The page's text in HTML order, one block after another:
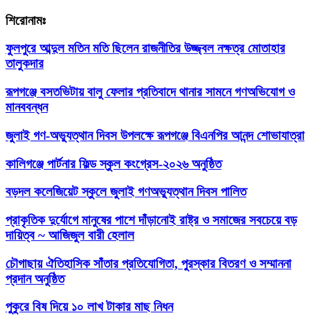
শিরোনামঃ
ফুলপুরে আব্দুল মতিন মতি ছিলেন রাজনীতির উজ্জ্বল নক্ষত্র মোতাহার
তালুকদার
রূপগঞ্জে বসতভিটায় বালু ফেলার প্রতিবাদে থানার সামনে গণঅভিযোগ ও
মানববন্ধন
জুলাই গণ-অভ্যুত্থান দিবস উপলক্ষে রূপগঞ্জে বিএনপির আনন্দ শোভাযাত্রা
কালিগঞ্জে পার্টনার ফিল্ড স্কুল কংগ্রেস-২০২৬ অনুষ্ঠিত
বড়দল কলেজিয়েট স্কুলে জুলাই গণঅভ্যুত্থান দিবস পালিত
প্রাকৃতিক দুর্যোগে মানুষের পাশে দাঁড়ানোই রাষ্ট্র ও সমাজের সবচেয়ে বড়
দায়িত্ব ~ আজিজুল বারী হেলাল
চৌগাছায় ঐতিহাসিক সাঁতার প্রতিযোগিতা, পুরস্কার বিতরণ ও সম্মাননা
প্রদান অনুষ্ঠিত
পুকুরে বিষ দিয়ে ১০ লাখ টাকার মাছ নিধন